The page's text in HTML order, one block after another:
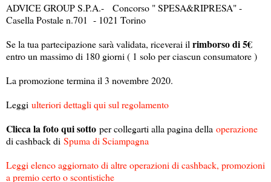
ADVICE GROUP S.P.A.- Concorso " SPESA&RIPRESA" -
Casella Postale n.701 - 1021 Torino
Se la tua partecipazione sarà validata, riceverai il rimborso di 5€
entro un massimo di 180 giorni ( 1 solo per ciascun consumatore )
La promozione termina il 3 novembre 2020.
Leggi ulteriori dettagli qui sul regolamento
Clicca la foto qui sotto per collegarti alla pagina della operazione
di cashback di Spuma di Sciampagna
Leggi elenco aggiornato di altre operazioni di cashback, promozioni
a premio certo o scontistiche